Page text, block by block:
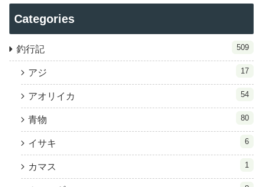
Categories
釣行記 509
アジ 17
アオリイカ 54
青物 80
イサキ 6
カマス 1